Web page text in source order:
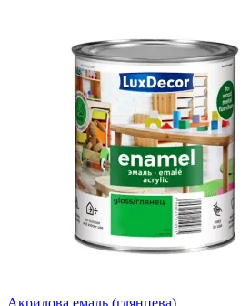
Акрилова емаль (глянцева)